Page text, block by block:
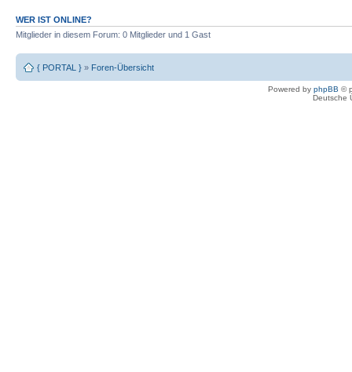
WER IST ONLINE?
Mitglieder in diesem Forum: 0 Mitglieder und 1 Gast
{ PORTAL } » Foren-Übersicht
Powered by phpBB ©
Deutsche